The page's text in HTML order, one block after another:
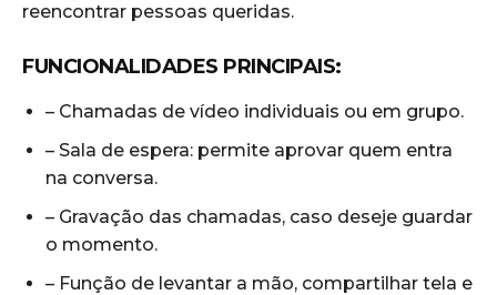
reencontrar pessoas queridas.
FUNCIONALIDADES PRINCIPAIS:
– Chamadas de vídeo individuais ou em grupo.
– Sala de espera: permite aprovar quem entra
na conversa.
– Gravação das chamadas, caso deseje guardar
o momento.
– Função de levantar a mão, compartilhar tela e